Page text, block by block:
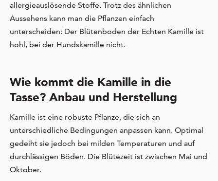
allergieauslösende Stoffe. Trotz des ähnlichen
Aussehens kann man die Pflanzen einfach
unterscheiden: Der Blütenboden der Echten Kamille ist
hohl, bei der Hundskamille nicht.
Wie kommt die Kamille in die
Tasse? Anbau und Herstellung
Kamille ist eine robuste Pflanze, die sich an
unterschiedliche Bedingungen anpassen kann. Optimal
gedeiht sie jedoch bei milden Temperaturen und auf
durchlässigen Böden. Die Blütezeit ist zwischen Mai und
Oktober.